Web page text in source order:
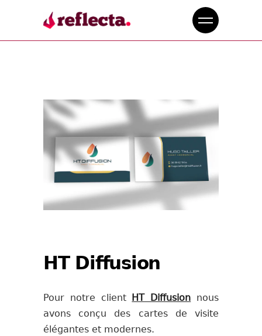
HT Diffusion
Pour notre client HT Diffusion nous
avons conçu des cartes de visite
élégantes et modernes.